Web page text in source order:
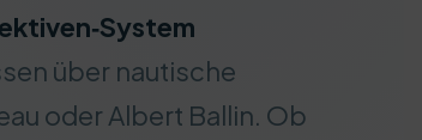
über nautische
oder Albert Ballin. Ob